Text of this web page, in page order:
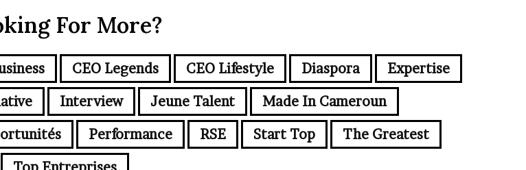
For More?
CEO Legends CEO Lifestyle Diaspora
Expertise
Interview Jeune Talent
Made In Cameroun
Performance RSE Start Top
The Greatest